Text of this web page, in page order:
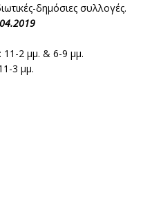
δημόσιες συλλογές.
2 μμ. & 6-9 μμ.
3 μμ.